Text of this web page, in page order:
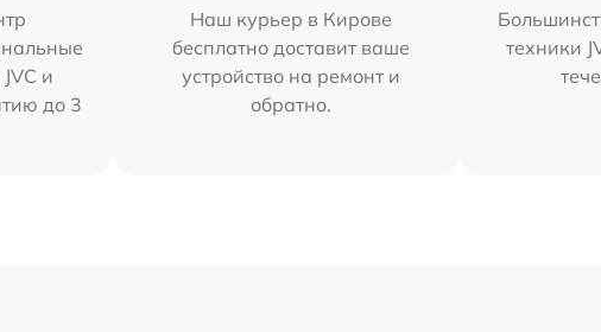
и
до 3
Наш курьер в Кирове
бесплатно доставит ваше
устройство на ремонт и
обратно.
техники